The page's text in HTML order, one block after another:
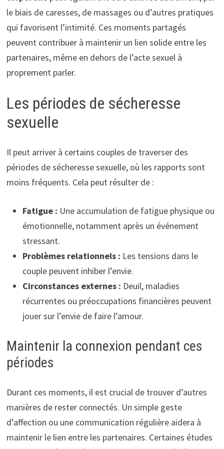
le biais de caresses, de massages ou d’autres pratiques
qui favorisent l’intimité. Ces moments partagés
peuvent contribuer à maintenir un lien solide entre les
partenaires, même en dehors de l’acte sexuel à
proprement parler.
Les périodes de sécheresse
sexuelle
Il peut arriver à certains couples de traverser des
périodes de sécheresse sexuelle, où les rapports sont
moins fréquents. Cela peut résulter de :
Fatigue : Une accumulation de fatigue physique ou
émotionnelle, notamment après un événement
stressant.
Problèmes relationnels : Les tensions dans le
couple peuvent inhiber l’envie.
Circonstances externes : Deuil, maladies
récurrentes ou préoccupations financières peuvent
jouer sur l’envie de faire l’amour.
Maintenir la connexion pendant ces
périodes
Durant ces moments, il est crucial de trouver d’autres
manières de rester connectés. Un simple geste
d’affection ou une communication régulière aidera à
maintenir le lien entre les partenaires. Certaines études